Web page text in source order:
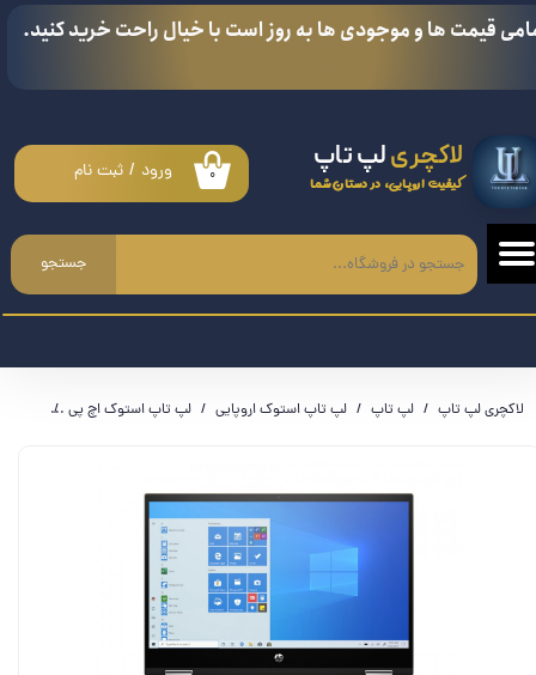
لاکچریلپ تاپ
کیفیت اروپایی، در دستان شما
جستجو
۰ ورود / ثبت نام
حساب کاربری من
سفارشات
خروج از حساب کاربری
قیمت ها و موجودی ها به روز است با خیال راحت خرید کنید.
لاکچری لپ تاپ لپ تاپ لپ تاپ استوک اروپایی لپ تاپ استوک اچ پی